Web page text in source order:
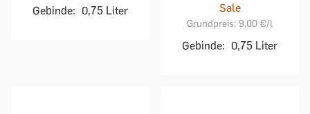
Gebinde: 0,75 Liter
Sale
Grundpreis: 9,00 €/l
Gebinde: 0,75 Liter